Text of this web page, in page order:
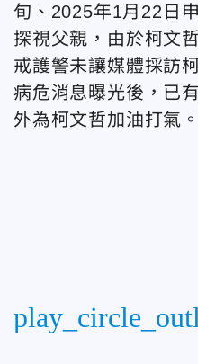
旬、2025年1月22日
探視父親，由於柯文
戒護警未讓媒體採訪
病危消息曝光後，已
外為柯文哲加油打氣。